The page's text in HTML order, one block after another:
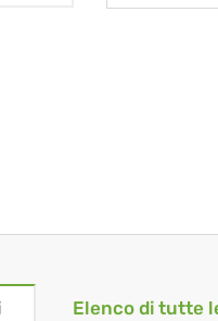
Elenco di tutte